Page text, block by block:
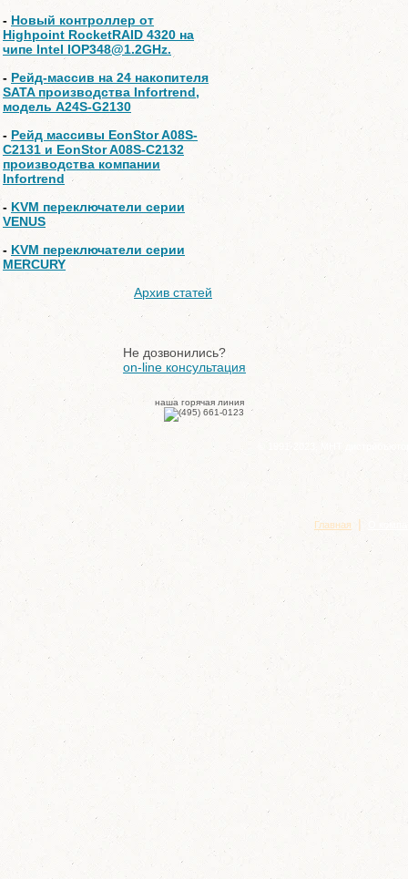
- Новый контроллер от
Highpoint RocketRAID 4320 на
чипе Intel IOP348@1.2GHz.
- Рейд-массив на 24 накопителя
SATA производства Infortrend,
модель A24S-G2130
- Рейд массивы EonStor A08S-
C2131 и EonStor A08S-C2132
производства компании
Infortrend
- KVM переключатели серии
VENUS
- KVM переключатели серии
MERCURY
Архив статей
Не дозвонились?
on-line консультация
наша горячая линия
Главная |